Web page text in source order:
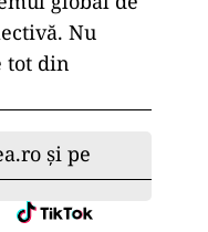
Nu
tot din
și pe